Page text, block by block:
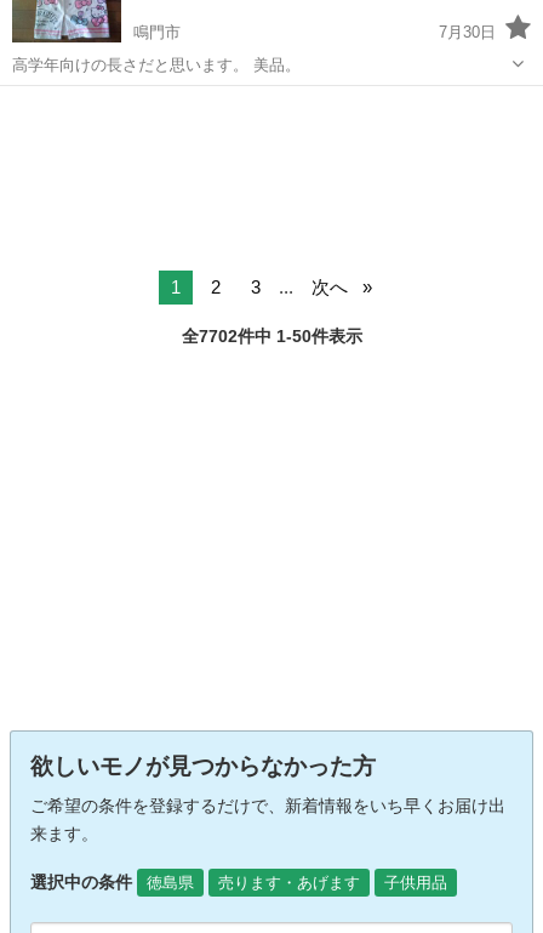
鳴門市
7月30日
高学年向けの長さだと思います。 美品。
1 2 3 ... 次へ
全7702件中 1-50件表示
欲しいモノが見つからなかった方
ご希望の条件を登録するだけで、新着情報をいち早くお届け出
来ます。
選択中の条件 徳島県 売ります・あげます 子供用品